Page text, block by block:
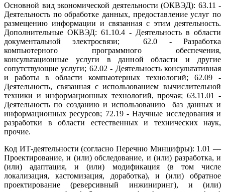
Основной вид экономической деятельности (ОКВЭД): 63.11 -
Деятельность по обработке данных, предоставление услуг по
размещению информации и связанная с этим деятельность.
Дополнительные ОКВЭД: 61.10.4 - Деятельность в области
документальной электросвязи; 62.0 - Разработка
компьютерного программного обеспечения,
консультационные услуги в данной области и другие
сопутствующие услуги; 62.02 - Деятельность консультативная
и работы в области компьютерных технологий; 62.09 -
Деятельность, связанная с использованием вычислительной
техники и информационных технологий, прочая; 63.11.01 -
Деятельность по созданию и использованию баз данных и
информационных ресурсов; 72.19 - Научные исследования и
разработки в области естественных и технических наук,
прочие.
Код ИТ-деятельности (согласно Перечню Минцифры): 1.01 —
Проектирование, и (или) обследование, и (или) разработка, и
(или) адаптация, и (или) модификация (в том числе
локализация, кастомизация, доработка), и (или) обратное
проектирование (реверсивный инжиниринг), и (или)